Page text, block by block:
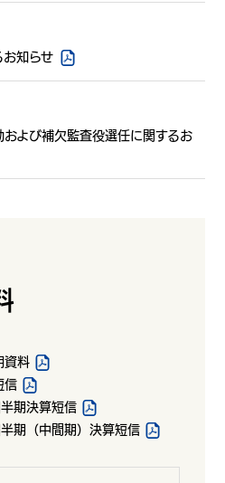
お知らせ
よび補欠監査役選任に関するお
資料
信
期決算短信
期（中間期）決算短信